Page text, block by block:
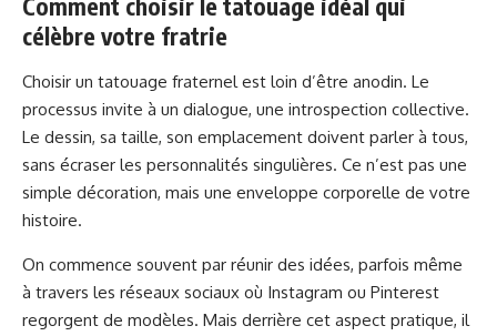
Comment choisir le tatouage idéal qui
célèbre votre fratrie
Choisir un tatouage fraternel est loin d’être anodin. Le
processus invite à un dialogue, une introspection collective.
Le dessin, sa taille, son emplacement doivent parler à tous,
sans écraser les personnalités singulières. Ce n’est pas une
simple décoration, mais une enveloppe corporelle de votre
histoire.
On commence souvent par réunir des idées, parfois même
à travers les réseaux sociaux où Instagram ou Pinterest
regorgent de modèles. Mais derrière cet aspect pratique, il